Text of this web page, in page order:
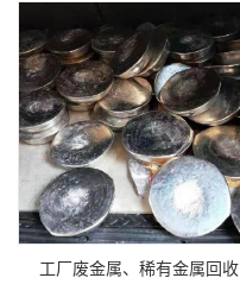
工厂废金属、稀有金属回收